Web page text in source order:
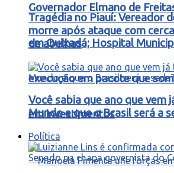
Governador Elmano de
em Quixadá; Hospital
execução em pacote que
em investimentos
Tragédia no Piauí: Vereador
morre após ataque com
de abelhas
Você sabia que ano que vem
Mundo e que o Brasil será a
Política